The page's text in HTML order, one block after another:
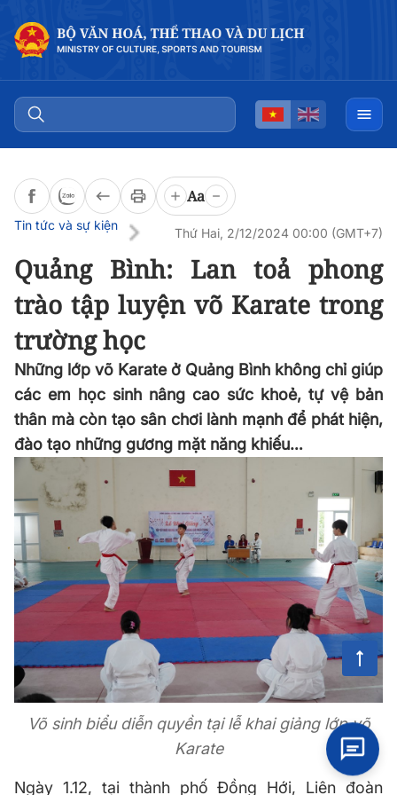
Aa
Tin tức và sự kiện
Thứ Hai, 2/12/2024 00:00 (GMT+7)
Quảng Bình: Lan toả phong
trào tập luyện võ Karate trong
trường học
Những lớp võ Karate ở Quảng Bình không chỉ giúp
các em học sinh nâng cao sức khoẻ, tự vệ bản
thân mà còn tạo sân chơi lành mạnh để phát hiện,
đào tạo những gương mặt năng khiếu…
Võ sinh biểu diễn quyền tại lễ khai giảng lớp võ
Karate
Ngày 1.12, tại thành phố Đồng Hới, Liên đoàn
Đọc bài